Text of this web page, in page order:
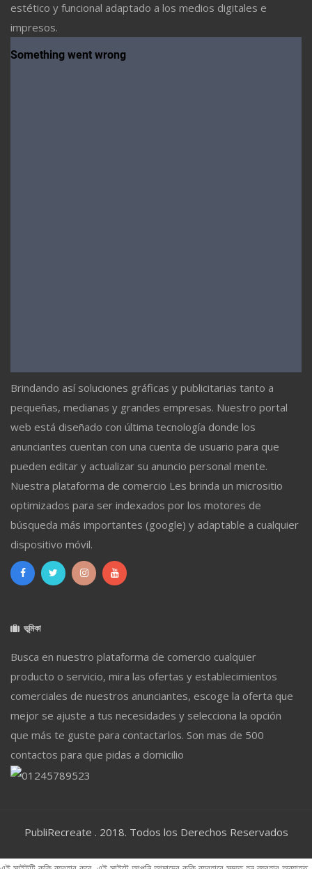
estético y funcional adaptado a los medios digitales e
impresos.
Brindando así soluciones gráficas y publicitarias tanto a
pequeñas, medianas y grandes empresas. Nuestro portal
web está diseñado con última tecnología donde los
anunciantes cuentan con una cuenta de usuario para que
pueden editar y actualizar su anuncio personal mente.
Nuestra plataforma de comercio Les brinda un micrositio
optimizados para ser indexados por los motores de
búsqueda más importantes (google) y adaptable a cualquier
dispositivo móvil.
ভূমিকা
Busca en nuestro plataforma de comercio cualquier
producto o servicio, mira las ofertas y establecimientos
comerciales de nuestros anunciantes, escoge la oferta que
mejor se ajuste a tus necesidades y selecciona la opción
que más te guste para contactarlos. Son mas de 500
contactos para que pidas a domicilio
PubliRecreate . 2018. Todos los Derechos Reservados